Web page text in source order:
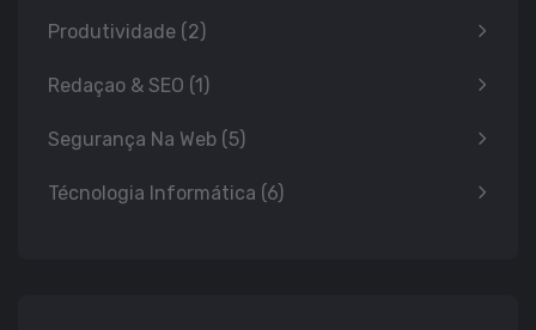
Produtividade (2)
Redaçao & SEO (1)
Segurança Na Web (5)
Técnologia Informática (6)